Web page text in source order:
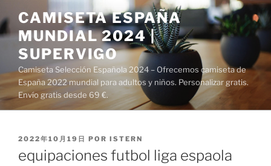
al
contenido
CAMISETA ESPAÑA
MUNDIAL 2024 |
SUPERVIGO
Camiseta Selección Española 2024 – Ofrecemos camiseta de
España 2022 mundial para adultos y niños. Personalizar gratis.
Envío gratis desde 69 €.
PUBLICADO
2022年10月19日 POR ISTERN
equipaciones futbol liga espaola